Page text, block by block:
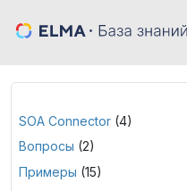
SOA Connector (4)
Вопросы (2)
Примеры (15)